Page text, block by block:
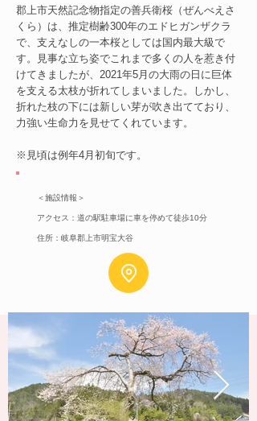
郡上市天然記念物指定の善兵衛桜（ぜんべえさ
くら）は、推定樹齢300年のエドヒガンザクラ
で、支えなしの一本桜としては国内最大級で
す。見事な立ち姿でこれまで多くの人を惹き付
けてきましたが、2021年5月の大雨の日に巨体
を支える太枝が折れてしまいました。しかし、
折れた枝の下には新しい芽が吹き出てており、
力強い生命力を見せてくれています。
※見頃は例年4月初旬です。
＜施設情報＞
アクセス：道の駅駐車場に車を停めて徒歩10分
住所：岐阜郡上市明宝大谷